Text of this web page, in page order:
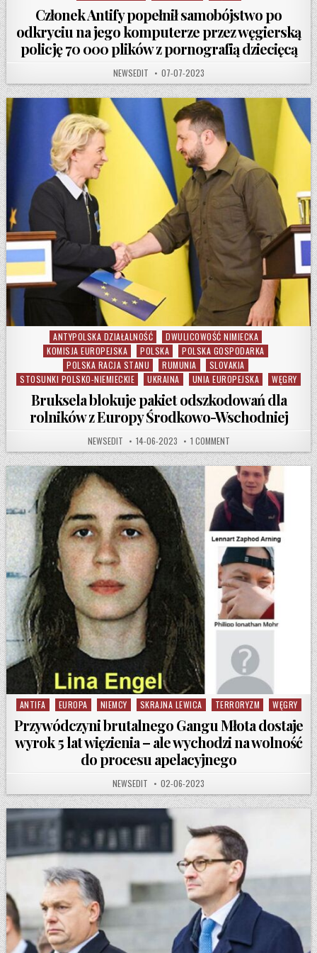
Członek Antify popełnił samobójstwo po
odkryciu na jego komputerze przez węgierską
policję 70 000 plików z pornografią dziecięcą
AUTHOR:
NEWSEDIT PUBLISHED DATE:
07-07-2023
Posted in
ANTYPOLSKA DZIAŁALNOŚĆ
DWULICOWOŚĆ NIMIECKA
KOMISJA EUROPEJSKA
POLSKA
POLSKA GOSPODARKA
POLSKA RACJA STANU
RUMUNIA
SLOVAKIA
STOSUNKI POLSKO-NIEMIECKIE
UKRAINA UNIA EUROPEJSKA WĘGRY
Bruksela blokuje pakiet odszkodowań dla
rolników z Europy Środkowo-Wschodniej
AUTHOR:
NEWSEDIT PUBLISHED DATE:
14-06-2023 1 COMMENTON BRUKSELA BLOKUJE
Posted in
ANTIFA EUROPA NIEMCY SKRAJNA LEWICA TERRORYZM WĘGRY
Przywódczyni brutalnego Gangu Młota dostaje
wyrok 5 lat więzienia – ale wychodzi na wolność
do procesu apelacyjnego
AUTHOR:
NEWSEDIT PUBLISHED DATE:
02-06-2023